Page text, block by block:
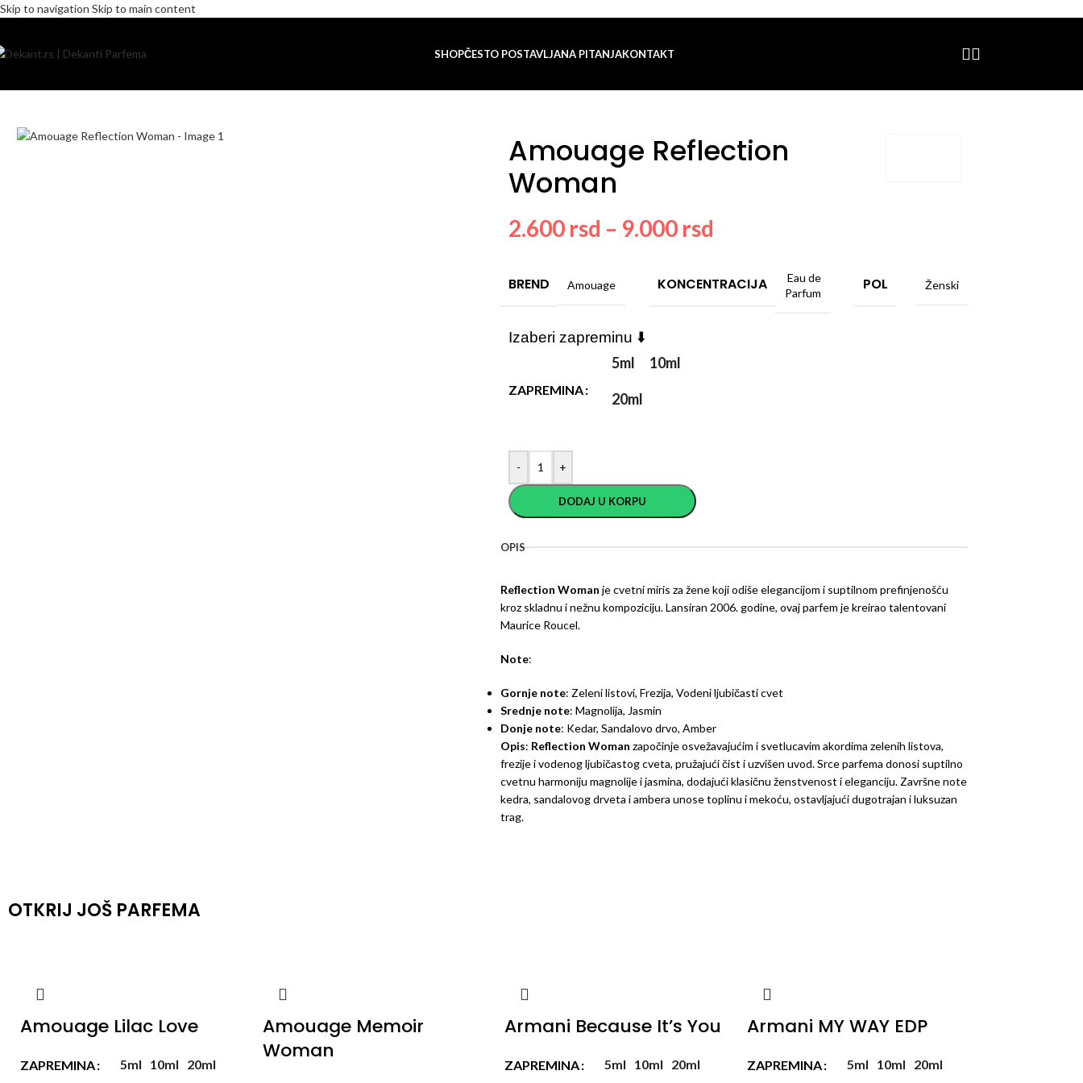
Skip to navigation Skip to main content
SHOPČESTO POSTAVLJANA PITANJAKONTAKT
Amouage Reflection
Woman
2.600 rsd – 9.000 rsd
BREND Amouage KONCENTRACIJA
Eau de
Parfum
POL Ženski
Izaberi zapreminu ⬇️
ZAPREMINA
5ml 10ml
20ml
- +
DODAJ U KORPU
OPIS
Reflection Woman je cvetni miris za žene koji odiše elegancijom i suptilnom prefinjenošću
kroz skladnu i nežnu kompoziciju. Lansiran 2006. godine, ovaj parfem je kreirao talentovani
Maurice Roucel.
Note:
Gornje note: Zeleni listovi, Frezija, Vodeni ljubičasti cvet
Srednje note: Magnolija, Jasmin
Donje note: Kedar, Sandalovo drvo, Amber
Opis: Reflection Woman započinje osvežavajućim i svetlucavim akordima zelenih listova,
frezije i vodenog ljubičastog cveta, pružajući čist i uzvišen uvod. Srce parfema donosi suptilno
cvetnu harmoniju magnolije i jasmina, dodajući klasičnu ženstvenost i eleganciju. Završne note
kedra, sandalovog drveta i ambera unose toplinu i mekoću, ostavljajući dugotrajan i luksuzan
trag.
OTKRIJ JOŠ PARFEMA
Amouage Lilac Love
ZAPREMINA 5ml 10ml 20ml
Amouage Memoir
Woman
Armani Because It’s You
ZAPREMINA 5ml 10ml 20ml
Armani MY WAY EDP
ZAPREMINA 5ml 10ml 20ml